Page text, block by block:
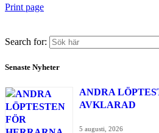
Print page
Search for:
Senaste Nyheter
ANDRA
AVKLARAD
5 augusti, 2026